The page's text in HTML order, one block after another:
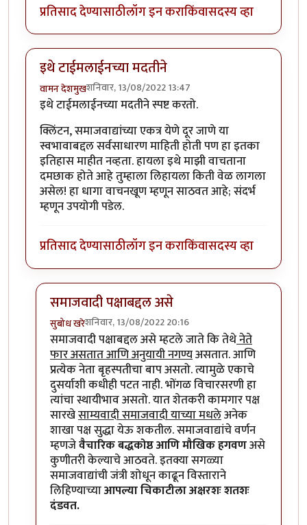
प्रतिसाद देण्यासाठीलॉग इन कराकिंवासदस्य व्हा
इथे टाईमलाईनच्या मदतीने
वामन देशमुखशनिवार, 13/08/2022 13:47
इथे टाईमलाईनच्या मदतीने स्पष्ट करतो.
क्लिंटन, समाजवाद्यांच्या एकत्र येणे दूर जाणे या
स्वभावाबद्दल सर्वसाधारण माहिती होती पण हा इतका
इतिहास माहीत नव्हता. हायला इथे माझी वाचताना
दमछाक होते आहे तुम्हाला लिहायला किती वेळ लागला
असेल! हा धागा वाचनखूण म्हणून साठवत आहे; संदर्भ
म्हणून उपयोगी पडेल.
प्रतिसाद देण्यासाठीलॉग इन कराकिंवासदस्य व्हा
समाजवादी पक्षाबद्दल असे
सुबोध खरेशनिवार, 13/08/2022 20:16
In reply toइथे टाईमलाईनच्या मदतीनेbyवामन देशमुख
समाजवादी पक्षाबद्दल असे म्हटले जाते कि तेथेनेते
फार असतात आणि अनुयायी नगण्यअसतात. आणि
प्रत्येक नेता बृहस्पतीचा बाप असतो. त्यामुळे एकाचे
दुसर्याशी कधीही पटत नाही. भोंगळ विचारसरणी हा
त्यांचा स्थायीभाव असतो. यात शेतकरी कामगार पक्ष
सारखेसाम्यवादी समाजवादी याच्या मधलेअनेक
शाखा पक्ष सुद्धा येऊ शकतील. समाजवाद्यांचे वर्णन
म्हणजेवैचारिक बद्धकोष्ठ आणि मौखिक हगवणअसे
कुणीतरी केल्याचे आठवते. इतक्या सगळ्या
समाजवाद्यांची जंत्री शोधून काढून विस्ताराने
लिहिण्याच्याआपल्या चिकाटीला अक्षरशः शतशः
दंडवत.